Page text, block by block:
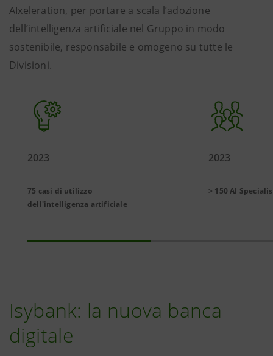
AIxeleration, per portare a scala l’adozione
dell’intelligenza artificiale nel Gruppo in modo
sostenibile, responsabile e omogeno su tutte le
Divisioni.
2023
75 casi di utilizzo
dell'intelligenza artificiale
2023
> 150 AI
Isybank: la nuova banca
digitale